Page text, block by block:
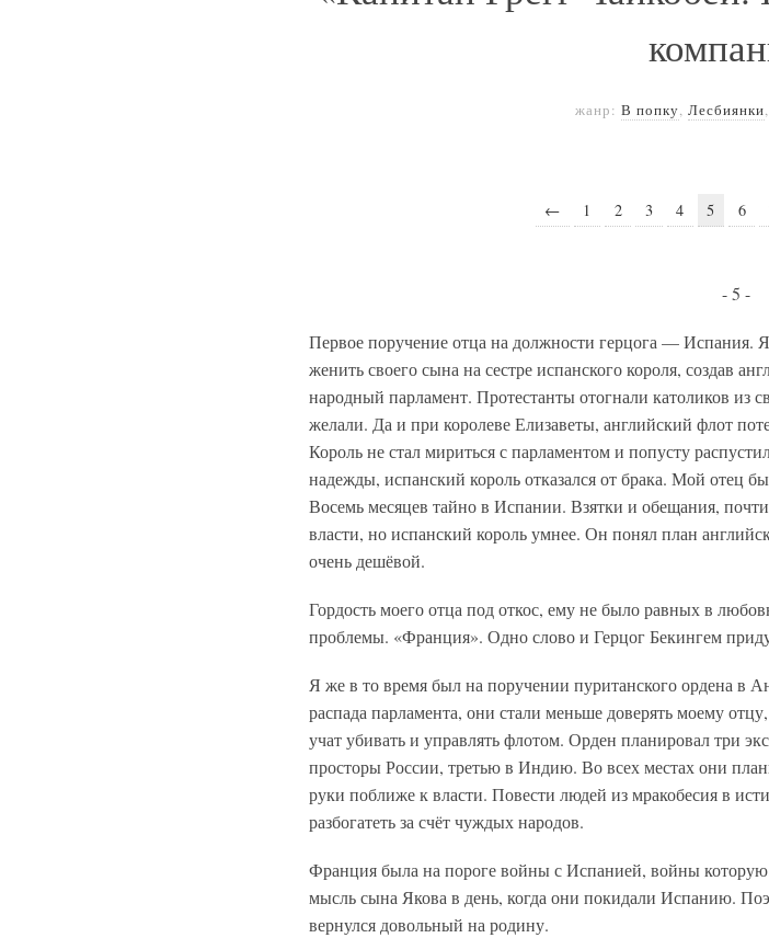
жанр: В попку, Лесбиянки,
← 1 2 3 4 5 6
- 5 -
Первое поручение отца на должности герцога — Испания.
женить своего сына на сестре испанского короля, создав
народный парламент. Протестанты отогнали католиков из
желали. Да и при королеве Елизаветы, английский флот
Король не стал мириться с парламентом и попусту
надежды, испанский король отказался от брака. Мой отец
Восемь месяцев тайно в Испании. Взятки и обещания,
власти, но испанский король умнее. Он понял план
очень дешёвой.
Гордость моего отца под откос, ему не было равных в
проблемы. «Франция». Одно слово и Герцог Бекингем
Я же в то время был на поручении пуританского ордена в
распада парламента, они стали меньше доверять моему
учат убивать и управлять флотом. Орден планировал три
просторы России, третью в Индию. Во всех местах они
руки поближе к власти. Повести людей из мракобесия в
разбогатеть за счёт чуждых народов.
Франция была на пороге войны с Испанией, войны которую
мысль сына Якова в день, когда они покидали Испанию.
вернулся довольный на родину.